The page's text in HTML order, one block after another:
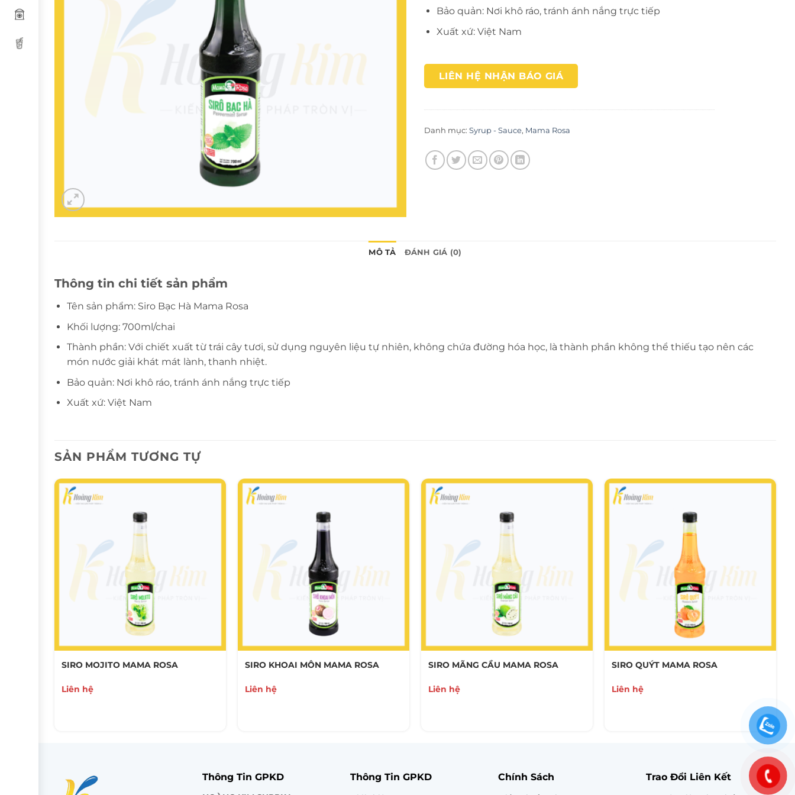
Bảo quản: Nơi khô ráo, tránh ánh nắng trực tiếp
Xuất xứ: Việt Nam
LIÊN HỆ NHẬN BÁO GIÁ
Danh mục: Syrup - Sauce, Mama Rosa
MÔ TẢ ĐÁNH GIÁ (0)
Thông tin chi tiết sản phẩm
Tên sản phẩm: Siro Bạc Hà Mama Rosa
Khối lượng: 700ml/chai
Thành phần: Với chiết xuất từ trái cây tươi, sử dụng nguyên liệu tự nhiên, không chứa đường hóa học, là thành phần không thể thiếu tạo nên các
món nước giải khát mát lành, thanh nhiệt.
Bảo quản: Nơi khô ráo, tránh ánh nắng trực tiếp
Xuất xứ: Việt Nam
SẢN PHẨM TƯƠNG TỰ
SIRO MOJITO MAMA ROSA
Liên hệ
SIRO KHOAI MÔN MAMA ROSA
Liên hệ
SIRO MÃNG CẦU MAMA ROSA
Liên hệ
SIRO QUÝT MAMA ROSA
Liên hệ
Thông Tin GPKD Thông Tin GPKD Chính Sách Trao Đổi Liên Kết